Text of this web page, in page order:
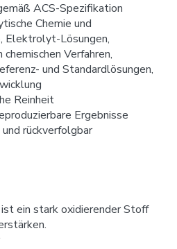
ACS-Spezifikation
Chemie und
Lösungen,
Verfahren,
und Standardlösungen,
Reinheit
Ergebnisse
rückverfolgbar
ein stark oxidierender Stoff